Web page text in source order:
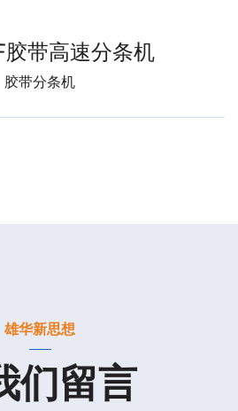
胶带高速分条机
胶带分条机
雄华新思想
们留言